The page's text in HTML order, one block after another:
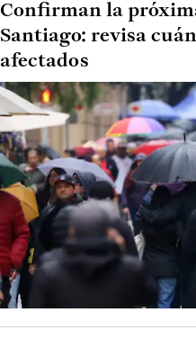
Confirman la
Santiago: revisa
afectados